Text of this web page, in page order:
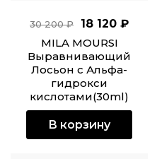
30 200 ₽
18 120 ₽
MILA MOURSI
Выравнивающий
Лосьон с Альфа-
гидрокси
кислотами(30ml)
В корзину